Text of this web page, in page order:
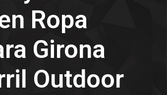
Ropa
Girona
Outdoor